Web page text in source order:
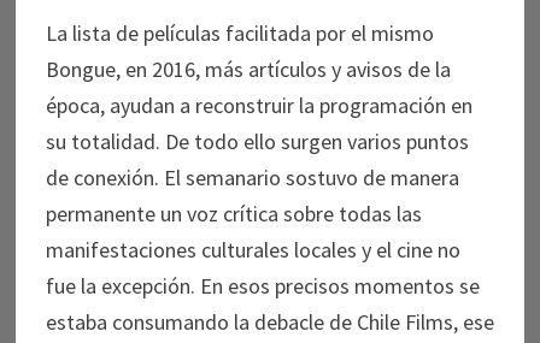
La lista de películas facilitada por el mismo
Bongue, en 2016, más artículos y avisos de la
época, ayudan a reconstruir la programación en
su totalidad. De todo ello surgen varios puntos
de conexión. El semanario sostuvo de manera
permanente un voz crítica sobre todas las
manifestaciones culturales locales y el cine no
fue la excepción. En esos precisos momentos se
estaba consumando la debacle de Chile Films, ese